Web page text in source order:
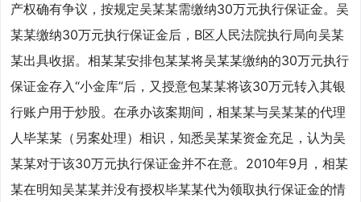
产权确有争议，按规定吴某某需缴纳30万元执行保证金。吴
某某缴纳30万元执行保证金后，B区人民法院执行局向吴某
某出具收据。相某某安排包某某将吴某某缴纳的30万元执行
保证金存入“小金库”后，又授意包某某将该30万元转入其银
行账户用于炒股。在承办该案期间，相某某与吴某某的代理
人毕某某（另案处理）相识，知悉吴某某资金充足，认为吴
某某对于该30万元执行保证金并不在意。2010年9月，相某
某在明知吴某某并没有授权毕某某代为领取执行保证金的情